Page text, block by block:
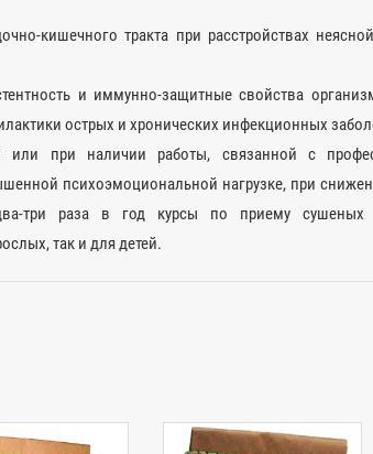
кишечного тракта при расстройствах
и иммунно-защитные свойства
острых и хронических инфекционных
или при наличии работы, связанной с
психоэмоциональной нагрузке, при
три раза в год курсы по приему сушеных
так и для детей.